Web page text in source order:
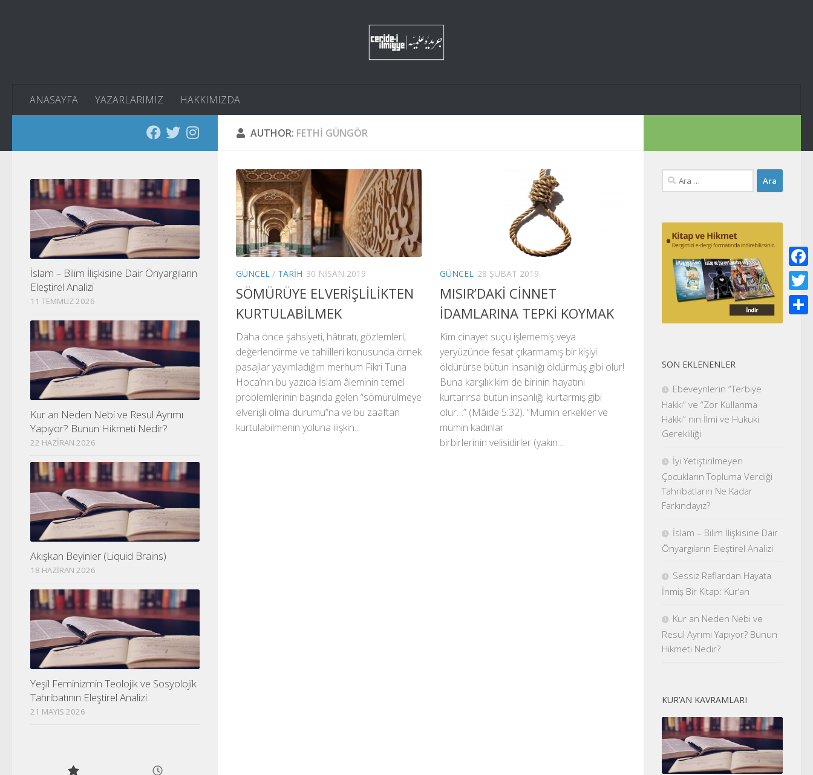
ANASAYFA YAZARLARIMIZ HAKKIMIZDA
AUTHOR: FETHI GÜNGÖR
GÜNCEL / TARIH 30 NISAN 2019
SÖMÜRÜYE ELVERİŞLİLİKTEN
KURTULABİLMEK
Daha önce şahsiyeti, hâtıratı, gözlemleri,
değerlendirme ve tahlilleri konusunda örnek
pasajlar yayımladığım merhum Fikri Tuna
Hoca’nın bu yazıda İslam âleminin temel
problemlerinin başında gelen “sömürülmeye
elverişli olma durumu”na ve bu zaaftan
kurtulabilmenin yoluna ilişkin...
GÜNCEL 28 ŞUBAT 2019
MISIR’DAKİ CİNNET
İDAMLARINA TEPKİ KOYMAK
Kim cinayet suçu işlememiş veya
yeryüzünde fesat çıkarmamış bir kişiyi
öldürürse bütün insanlığı öldürmüş gibi olur!
Buna karşılık kim de birinin hayatını
kurtarırsa bütün insanlığı kurtarmış gibi
olur…” (Mâide 5:32). “Mümin erkekler ve
mümin kadınlar
birbirlerinin velisidirler (yakın...
İslam – Bilim İlişkisine Dair Önyargıların
Eleştirel Analizi
11 TEMMUZ 2026
Kur an Neden Nebi ve Resul Ayrımı
Yapıyor? Bunun Hikmeti Nedir?
22 HAZIRAN 2026
Akışkan Beyinler (Liquid Brains)
18 HAZIRAN 2026
Yeşil Feminizmin Teolojik ve Sosyolojik
Tahribatının Eleştirel Analizi
21 MAYIS 2026
Arama:
SON EKLENENLER
Ebeveynlerin “Terbiye
Hakkı” ve “Zor Kullanma
Hakkı” nın İlmi ve Hukuki
Gerekliliği
İyi Yetiştirilmeyen
Çocukların Topluma Verdiği
Tahribatların Ne Kadar
Farkındayız?
İslam – Bilim İlişkisine Dair
Önyargıların Eleştirel Analizi
Sessiz Raflardan Hayata
İnmiş Bir Kitap: Kur’an
Kur an Neden Nebi ve
Resul Ayrımı Yapıyor? Bunun
Hikmeti Nedir?
KUR’AN KAVRAMLARI